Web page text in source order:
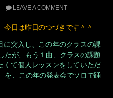
LEAVE A COMMENT
日は昨日のつづきです＾＾
に突入し、この年のクラスの課
たが、もう１曲、クラスの課題
くて個人レッスンをしていただ
を、この年の発表会でソロで踊